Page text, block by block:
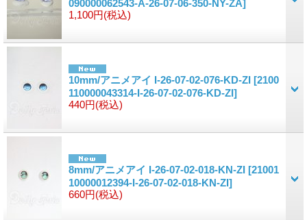
090000062543-A-26-07-06-350-NY-ZA]
1,100円(税込)
10mm/アニメアイ I-26-07-02-076-KD-ZI [2100
110000043314-I-26-07-02-076-KD-ZI]
440円(税込)
8mm/アニメアイ I-26-07-02-018-KN-ZI [21001
10000012394-I-26-07-02-018-KN-ZI]
660円(税込)